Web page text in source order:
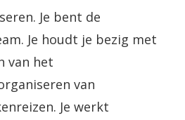
Je bent de
Je houdt je bezig met
van het
van
Je werkt